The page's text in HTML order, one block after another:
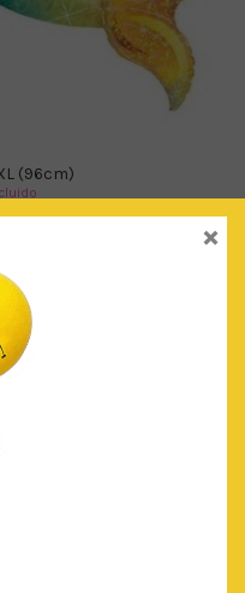
(96cm)
×